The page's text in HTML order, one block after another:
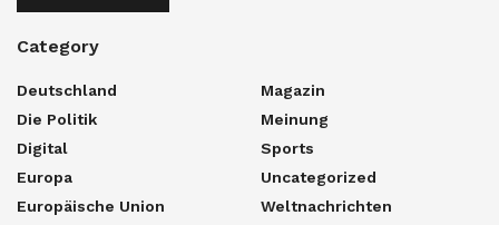
Category
Deutschland
Die Politik
Digital
Europa
Europäische Union
Magazin
Meinung
Sports
Uncategorized
Weltnachrichten